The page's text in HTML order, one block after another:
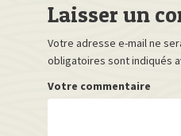
Laisser un
Votre adresse e-mail ne
obligatoires sont indiqués
Votre commentaire